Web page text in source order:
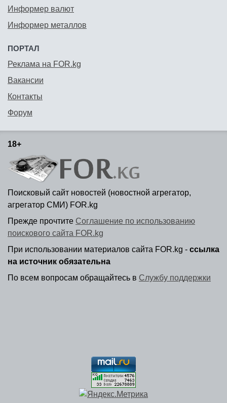
Информер валют
Информер металлов
ПОРТАЛ
Реклама на FOR.kg
Вакансии
Контакты
Форум
18+
Поисковый сайт новостей (новостной агрегатор,
агрегатор СМИ) FOR.kg
Прежде прочтите Соглашение по использованию
поискового сайта FOR.kg
При использовании материалов сайта FOR.kg - ссылка
на источник обязательна
По всем вопросам обращайтесь в Службу поддержки